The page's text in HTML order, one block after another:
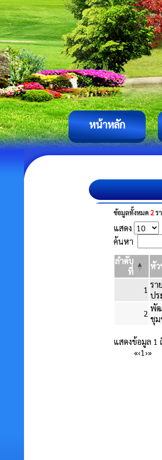
หน้าหลัก
ข้อมูลทั้งหมด 2ร
แสดง
ค้นหา
ลำดับ
ที่
หัว
1 รา
ปร
2 พัฒ
ชุม
แสดงข้อมูล 1
«‹1›»